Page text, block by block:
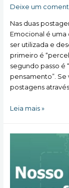
Deixe um
Nas duas
Emocional é
ser utilizada e
primeiro é
segundo passo é
pensamento”. Se
postagens
Os
Desenvolver
Leia mais »